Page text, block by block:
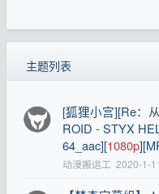
主题列表
[狐狸小宫][Re：
ROID - STYX
64_aac][1080p
动漫搬运工 2020-1-11